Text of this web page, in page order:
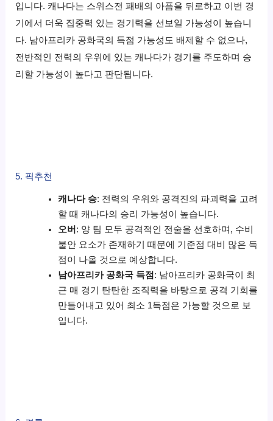
입니다. 캐나다는 스위스전 패배의 아픔을 뒤로하고 이번 경
기에서 더욱 집중력 있는 경기력을 선보일 가능성이 높습니
다. 남아프리카 공화국의 득점 가능성도 배제할 수 없으나,
전반적인 전력의 우위에 있는 캐나다가 경기를 주도하며 승
리할 가능성이 높다고 판단됩니다.
5. 픽추천
캐나다 승: 전력의 우위와 공격진의 파괴력을 고려
할 때 캐나다의 승리 가능성이 높습니다.
오버 : 양 팀 모두 공격적인 전술을 선호하며, 수비
불안 요소가 존재하기 때문에 기준점 대비 많은 득
점이 나올 것으로 예상합니다.
남아프리카 공화국 득점 : 남아프리카 공화국이 최
근 매 경기 탄탄한 조직력을 바탕으로 공격 기회를
만들어내고 있어 최소 1득점은 가능할 것으로 보
입니다.